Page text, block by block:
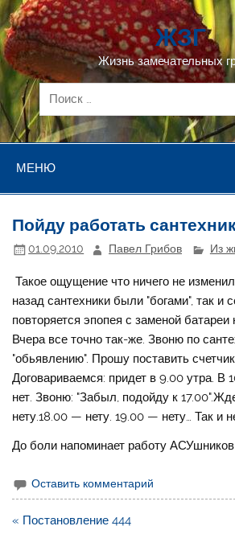
Перейти
к
содержимому
ЖЗГ
Жизнь замечательных
МЕНЮ
Пойду работать
01.09.2010 Павел Грибов Из
Такое ощущение что ничего не
назад сантехники были "богами", так и
повторяется эпопея с заменой
Вчера все точно так-же. Звоню по
"обьявлению". Прошу поставить
Договариваемся: придет в 9.00 утра. В
нет. Звоню: "Забыл, подойду к
нету.18.00 — нету. 19.00 — нету… Так и
До боли напоминает работу АСУшников
Оставить комментарий
Навигация
« Постановление 444